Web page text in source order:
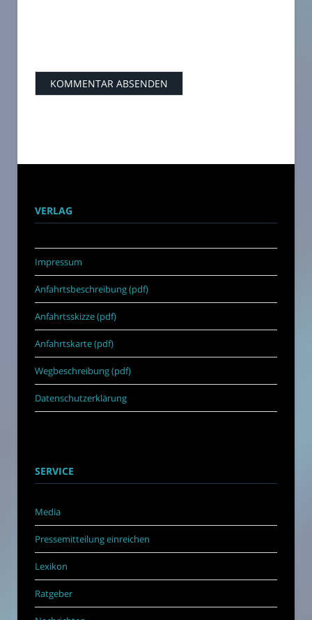
VERLAG
Impressum
Anfahrtsbeschreibung (pdf)
Anfahrtsskizze (pdf)
Anfahrtskarte (pdf)
Wegbeschreibung (pdf)
Datenschutzerklärung
SERVICE
Media
Pressemitteilung einreichen
Lexikon
Ratgeber